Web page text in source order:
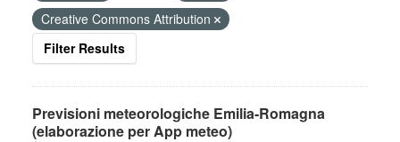
Creative Commons Attribution
Filter Results
Previsioni meteorologiche Emilia-Romagna
(elaborazione per App meteo)